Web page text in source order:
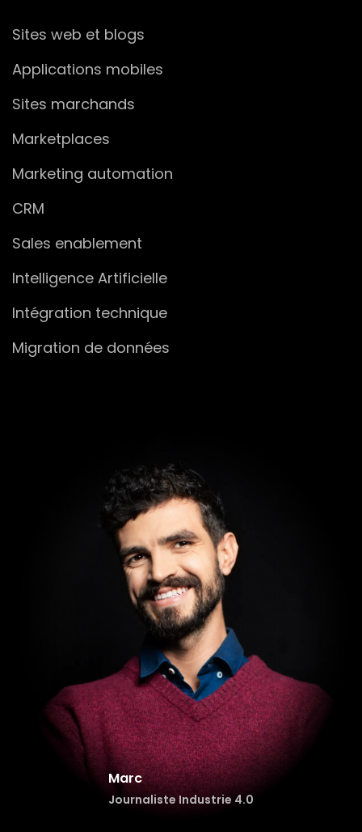
Sites web et blogs
Applications mobiles
Sites marchands
Marketplaces
Marketing automation
CRM
Sales enablement
Intelligence Artificielle
Intégration technique
Migration de données
Marc
Journaliste Industrie 4.0